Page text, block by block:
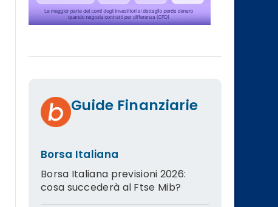
Guide Finanziarie
Borsa Italiana
Borsa Italiana previsioni 2026:
cosa succederà al Ftse Mib?